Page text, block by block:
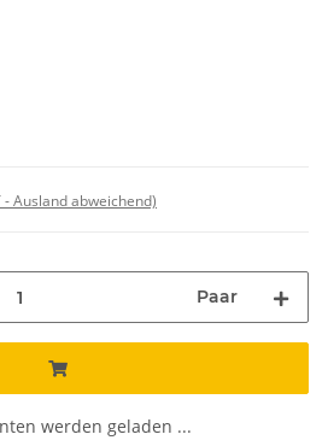
- Ausland abweichend)
Paar
werden geladen ...